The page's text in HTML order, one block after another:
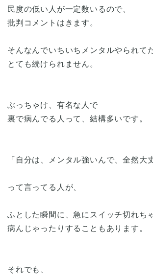
民度の低い人が一定数いるので、
批判コメントはきます。
そんなんでいちいちメンタルやられて
とても続けられません。
ぶっちゃけ、有名な人で
裏で病んでる人って、結構多いです。
「自分は、メンタル強いんで、全然大
って言ってる人が、
ふとした瞬間に、急にスイッチ切れち
病んじゃったりすることもあります。
それでも、